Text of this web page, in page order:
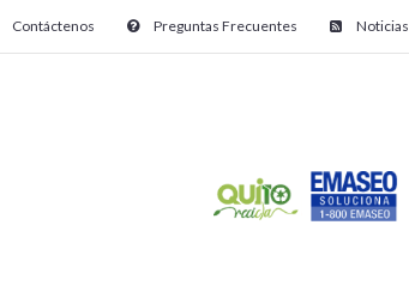
Contáctenos Preguntas Frecuentes Noticias